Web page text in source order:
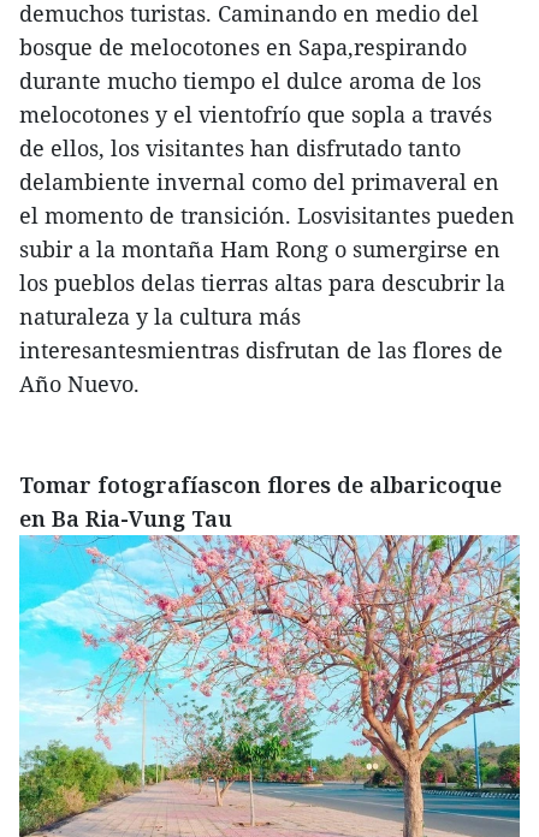
demuchos turistas. Caminando en medio del
bosque de melocotones en Sapa,respirando
durante mucho tiempo el dulce aroma de los
melocotones y el vientofrío que sopla a través
de ellos, los visitantes han disfrutado tanto
delambiente invernal como del primaveral en
el momento de transición. Losvisitantes pueden
subir a la montaña Ham Rong o sumergirse en
los pueblos delas tierras altas para descubrir la
naturaleza y la cultura más
interesantesmientras disfrutan de las flores de
Año Nuevo.
Tomar fotografíascon flores de albaricoque
en Ba Ria-Vung Tau